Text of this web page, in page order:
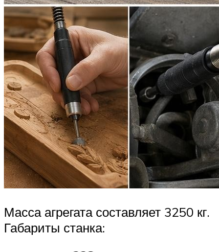
Масса агрегата составляет 3250 кг.
Габариты станка: